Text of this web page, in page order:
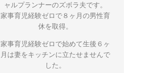
ャルプランナーのズボラ夫です。
家事育児経験ゼロで８ヶ月の男性育
休を取得。
家事育児経験ゼロで始めて生後６ヶ
月は妻をキッチンに立たせませんで
した。